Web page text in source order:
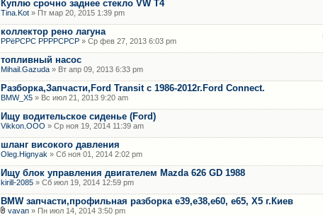
Куплю срочно заднее стекло VW T4
Tina.Kot » Пт мар 20, 2015 1:39 pm
коллектор рено лагуна
РРёРСРС РРРРСРСР » Ср фев 27, 2013 6:03 pm
топливный насос
Mihail.Gazuda » Вт апр 09, 2013 6:33 pm
Разборка,Запчасти,Ford Transit с 1986-2012г.Ford Connect.
BMW_X5 » Вс июл 21, 2013 9:20 am
Ищу водительское сиденье (Ford)
Vikkon.OOO » Ср ноя 19, 2014 11:39 am
шланг високого давления
Oleg.Hignyak » Сб ноя 01, 2014 2:02 pm
Ищу блок управления двигателем Mazda 626 GD 1988
kirill-2085 » Сб июл 19, 2014 12:59 pm
BMW запчасти,профильная разборка е39,е38,е60, е65, Х5 г.Киев
vavan » Пн июл 14, 2014 3:50 pm